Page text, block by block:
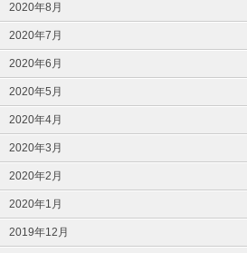
2020年8月
2020年7月
2020年6月
2020年5月
2020年4月
2020年3月
2020年2月
2020年1月
2019年12月